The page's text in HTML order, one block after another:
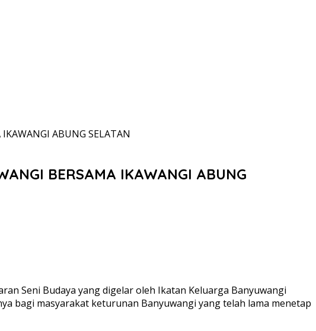
ABUNG SELATAN
BERSAMA IKAWANGI ABUNG
Seni Budaya yang digelar oleh Ikatan Keluarga Banyuwangi
bagi masyarakat keturunan Banyuwangi yang telah lama menetap